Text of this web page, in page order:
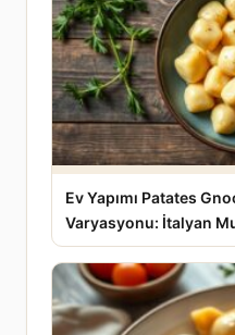
Ev Yapımı Patates
Varyasyonu: İtalyan